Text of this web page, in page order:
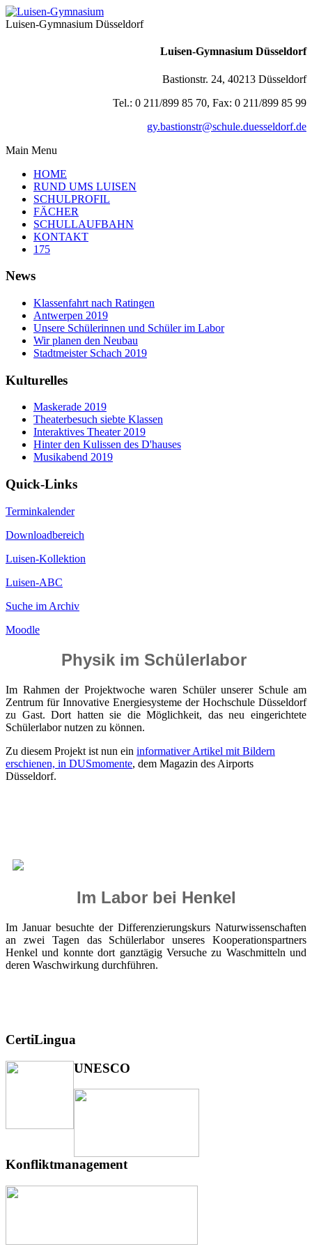
Luisen-Gymnasium Düsseldorf
Luisen-Gymnasium Düsseldorf
Bastionstr. 24, 40213 Düsseldorf
Tel.: 0 211/899 85 70, Fax: 0 211/899 85 99
gy.bastionstr@schule.duesseldorf.de
Main Menu
HOME
RUND UMS LUISEN
SCHULPROFIL
FÄCHER
SCHULLAUFBAHN
KONTAKT
175
News
Klassenfahrt nach Ratingen
Antwerpen 2019
Unsere Schülerinnen und Schüler im Labor
Wir planen den Neubau
Stadtmeister Schach 2019
Kulturelles
Maskerade 2019
Theaterbesuch siebte Klassen
Interaktives Theater 2019
Hinter den Kulissen des D'hauses
Musikabend 2019
Quick-Links
Terminkalender
Downloadbereich
Luisen-Kollektion
Luisen-ABC
Suche im Archiv
Moodle
Physik im Schülerlabor
Im Rahmen der Projektwoche waren Schüler unserer Schule am
Zentrum für Innovative Energiesysteme der Hochschule Düsseldorf
zu Gast. Dort hatten sie die Möglichkeit, das neu eingerichtete
Schülerlabor nutzen zu können.
Zu diesem Projekt ist nun ein informativer Artikel mit Bildern
erschienen, in DUSmomente, dem Magazin des Airports
Düsseldorf.
Im Labor bei Henkel
Im Januar besuchte der Differenzierungskurs Naturwissenschaften
an zwei Tagen das Schülerlabor unseres Kooperationspartners
Henkel und konnte dort ganztägig Versuche zu Waschmitteln und
deren Waschwirkung durchführen.
CertiLingua
UNESCO
Konfliktmanagement